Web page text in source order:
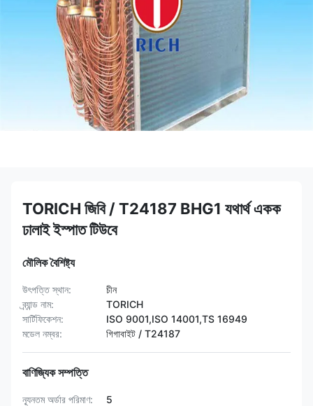
TORICH জিবি / T24187 BHG1 যথার্থ একক
ঢালাই ইস্পাত টিউবে
মৌলিক বৈশিষ্ট্য
উৎপত্তি স্থান:
চীন
ব্র্যান্ড নাম:
TORICH
সার্টিফিকেশন:
ISO 9001,ISO 14001,TS 16949
মডেল নম্বর:
গিগাবাইট / T24187
বাণিজ্যিক সম্পত্তি
ন্যূনতম অর্ডার পরিমাণ:
5